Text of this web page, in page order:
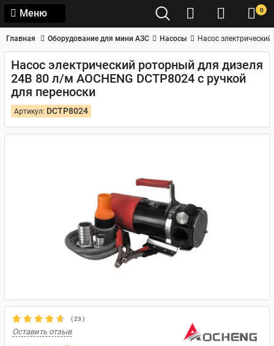
Меню 0
Главная Оборудование для мини АЗС Насосы Насос
Насос электрический роторный для дизеля
24В 80 л/м AOCHENG DCTP8024 с ручкой
для переноски
Артикул: DCTP8024
(23 )
Оставить отзыв